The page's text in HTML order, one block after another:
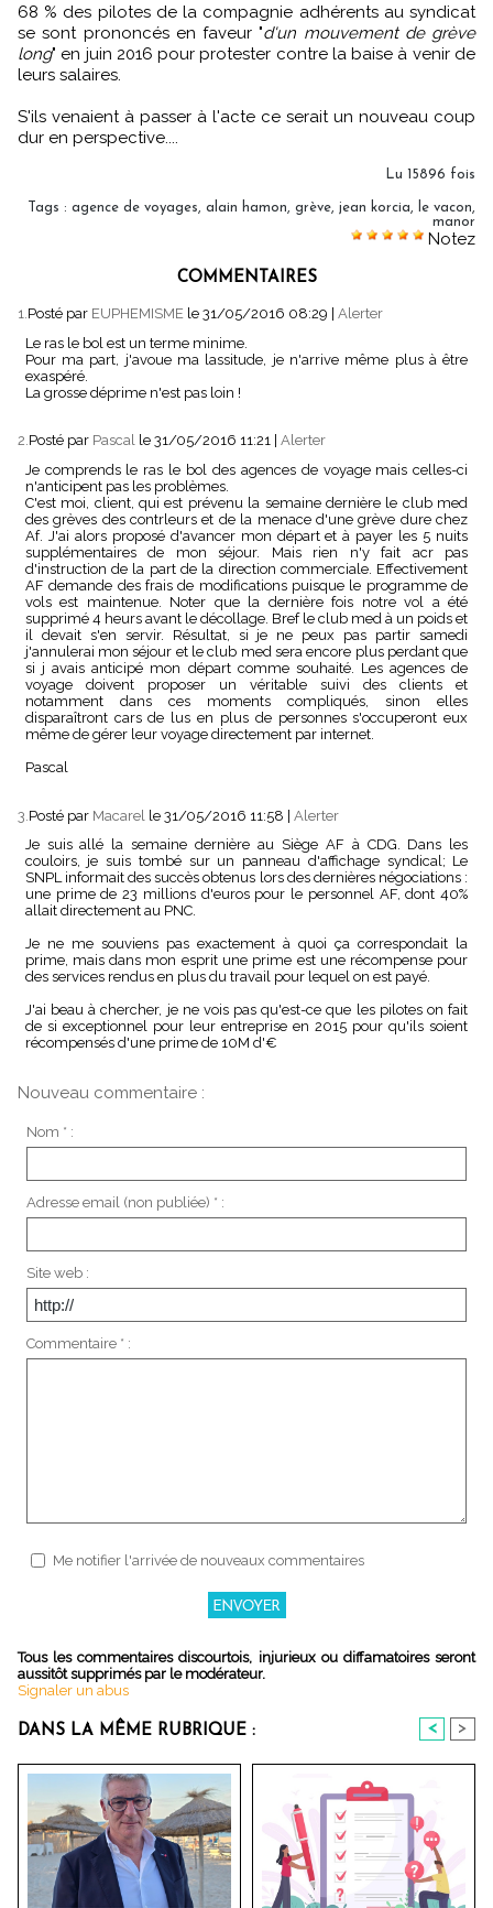
68 % des pilotes de la compagnie adhérents au syndicat
se sont prononcés en faveur "d'un mouvement de grève
long" en juin 2016 pour protester contre la baise à venir de
leurs salaires.
S'ils venaient à passer à l'acte ce serait un nouveau coup
dur en perspective....
Lu 15896 fois
Tags : agence de voyages, alain hamon, grève, jean korcia, le vacon,
manor
Notez
COMMENTAIRES
1.Posté par EUPHEMISME le 31/05/2016 08:29
Alerter
Le ras le bol est un terme minime.
Pour ma part, j'avoue ma lassitude, je n'arrive même plus à être
exaspéré.
La grosse déprime n'est pas loin !
2.Posté par Pascal le 31/05/2016 11:21 Alerter
Je comprends le ras le bol des agences de voyage mais celles-ci
n'anticipent pas les problèmes.
C'est moi, client, qui est prévenu la semaine dernière le club med
des grèves des contrleurs et de la menace d'une grève dure chez
Af. J'ai alors proposé d'avancer mon départ et à payer les 5 nuits
supplémentaires de mon séjour. Mais rien n'y fait acr pas
d'instruction de la part de la direction commerciale. Effectivement
AF demande des frais de modifications puisque le programme de
vols est maintenue. Noter que la dernière fois notre vol a été
supprimé 4 heurs avant le décollage. Bref le club med à un poids et
il devait s'en servir. Résultat, si je ne peux pas partir samedi
j'annulerai mon séjour et le club med sera encore plus perdant que
si j avais anticipé mon départ comme souhaité. Les agences de
voyage doivent proposer un véritable suivi des clients et
notamment dans ces moments compliqués, sinon elles
disparaîtront cars de lus en plus de personnes s'occuperont eux
même de gérer leur voyage directement par internet.
Pascal
3. Posté par Macarel le 31/05/2016 11:58 | Alerter
Je suis allé la semaine dernière au Siège AF à CDG. Dans les
couloirs, je suis tombé sur un panneau d'affichage syndical; Le
SNPL informait des succès obtenus lors des dernières négociations :
une prime de 23 millions d'euros pour le personnel AF, dont 40%
allait directement au PNC.
Je ne me souviens pas exactement à quoi ça correspondait la
prime, mais dans mon esprit une prime est une récompense pour
des services rendus en plus du travail pour lequel on est payé.
J'ai beau à chercher, je ne vois pas qu'est-ce que les pilotes on fait
de si exceptionnel pour leur entreprise en 2015 pour qu'ils soient
récompensés d'une prime de 10M d'€
Nouveau commentaire :
Nom * :
Adresse email (non publiée) * :
Site web :
Commentaire * :
Me notifier l'arrivée de nouveaux commentaires
Tous les commentaires discourtois, injurieux ou diffamatoires seront
aussitôt supprimés par le modérateur.
Signaler un abus
DANS LA MÊME RUBRIQUE : < >